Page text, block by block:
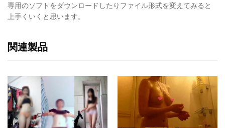
専用のソフトをダウンロードしたりファイル形式を変えてみると
上手くいくと思います。
関連製品